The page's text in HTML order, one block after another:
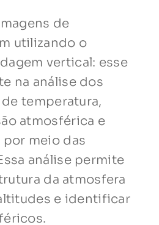
de
utilizando o
vertical: esse
na análise dos
temperatura,
atmosférica e
meio das
análise permite
da atmosfera
e identificar